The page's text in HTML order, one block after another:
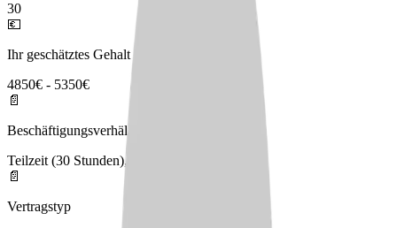
30
💶
Ihr geschätztes Gehalt
4850€ - 5350€
📄
Beschäftigungsverhältnis
Teilzeit (30 Stunden), Vollzeit (39 Stunden)
📄
Vertragstyp